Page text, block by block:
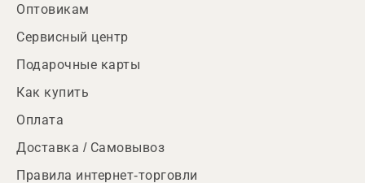
Оптовикам
Сервисный центр
Подарочные карты
Как купить
Оплата
Доставка / Самовывоз
Правила интернет-торговли